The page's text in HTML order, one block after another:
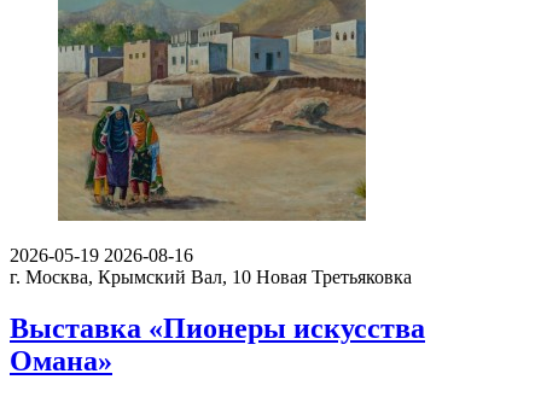
2026-05-19 2026-08-16
г. Москва, Крымский Вал, 10 Новая Третьяковка
Выставка «Пионеры искусства
Омана»